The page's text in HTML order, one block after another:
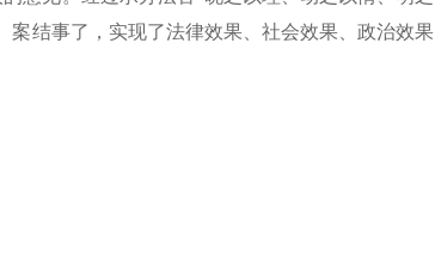
案结事了，实现了法律效果、社会效果、政治效果